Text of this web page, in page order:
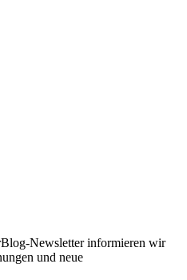
Newsletter informieren wir
und neue